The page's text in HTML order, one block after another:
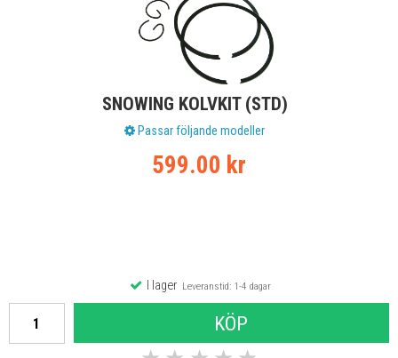
SNOWING KOLVKIT (STD)
Passar följande modeller
599.00 kr
I lagerLeveranstid: 1-4 dagar
KÖP